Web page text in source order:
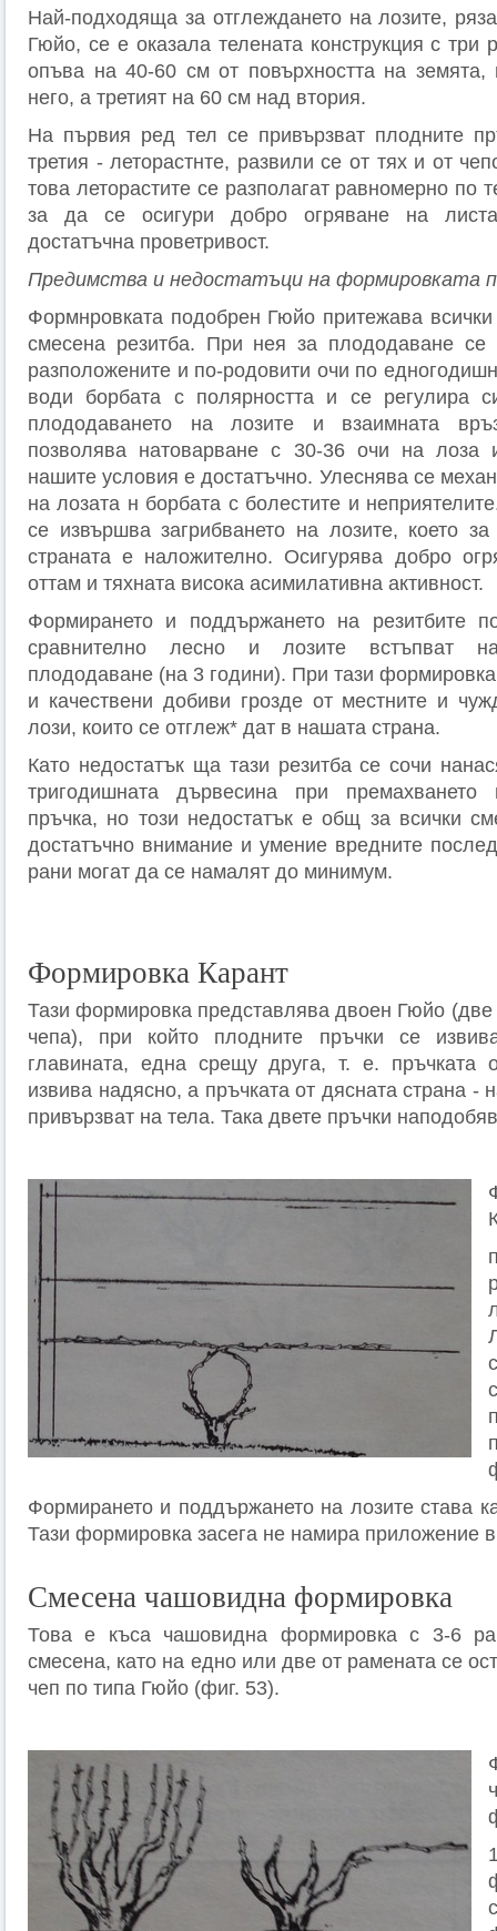
Най-подходяща за отглеждането на лозите,
Гюйо, се е оказала телената конструкция с три
опъва на 40-60 см от повърхността на
него, а третият на 60 см над втория.
На първия ред тел се привързват плодните
третия - леторастнте, развили се от тях и от
това леторастите се разполагат равномерно по
за да се осигури добро огряване на
достатъчна проветривост.
Предимства и недостатъци на формировката
Формнровката подобрен Гюйо притежава
смесена резитба. При нея за плододаване се
разположените и по-родовити очи по
води борбата с полярността и се регулира
плододаването на лозите и взаимната
позволява натоварване с 30-36 очи на лоза
нашите условия е достатъчно. Улеснява се
на лозата н борбата с болестите и
се извършва загрибването на лозите, което
страната е наложително. Осигурява добро
оттам и тяхната висока асимилативна активност.
Формирането и поддържането на резитбите
сравнително лесно и лозите встъпват
плододаване (на 3 години). При тази
и качествени добиви грозде от местните и
лози, които се отглеж* дат в нашата страна.
Като недостатък ща тази резитба се сочи
тригодишната дървесина при
пръчка, но този недостатък е общ за всички
достатъчно внимание и умение вредните
рани могат да се намалят до минимум.
Формировка Карант
Тази формировка представлява двоен Гюйо
чепа), при който плодните пръчки се
главината, една срещу друга, т. е. пръчката
извива надясно, а пръчката от дясната страна -
привързват на тела. Така двете пръчки
Формирането и поддържането на лозите става
Тази формировка засега не намира приложение
Смесена чашовидна формировка
Това е къса чашовидна формировка с 3-6
смесена, като на едно или две от рамената се
чеп по типа Гюйо (фиг. 53).